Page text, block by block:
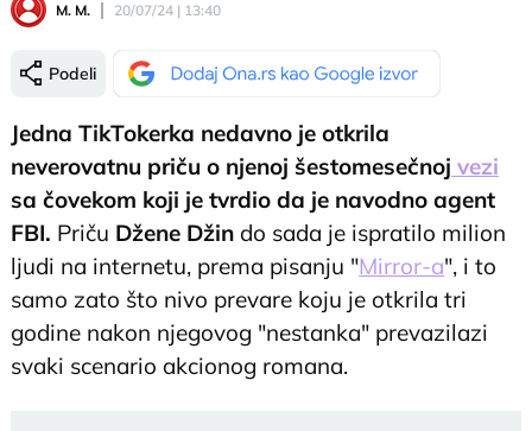
M. M. 20/07/24 | 13:40
Podeli
Jedna TikTokerka nedavno je otkrila
neverovatnu priču o njenoj šestomesečnoj vezi
sa čovekom koji je tvrdio da je navodno agent
FBI. Priču Džene Džin do sada je ispratilo milion
ljudi na internetu, prema pisanju "Mirror-a", i to
samo zato što nivo prevare koju je otkrila tri
godine nakon njegovog "nestanka" prevazilazi
svaki scenario akcionog romana.